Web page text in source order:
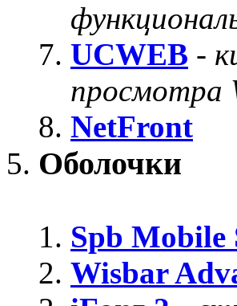
UCWEB -
просмотра
NetFront
Оболочки
Spb Mobile
Wisbar